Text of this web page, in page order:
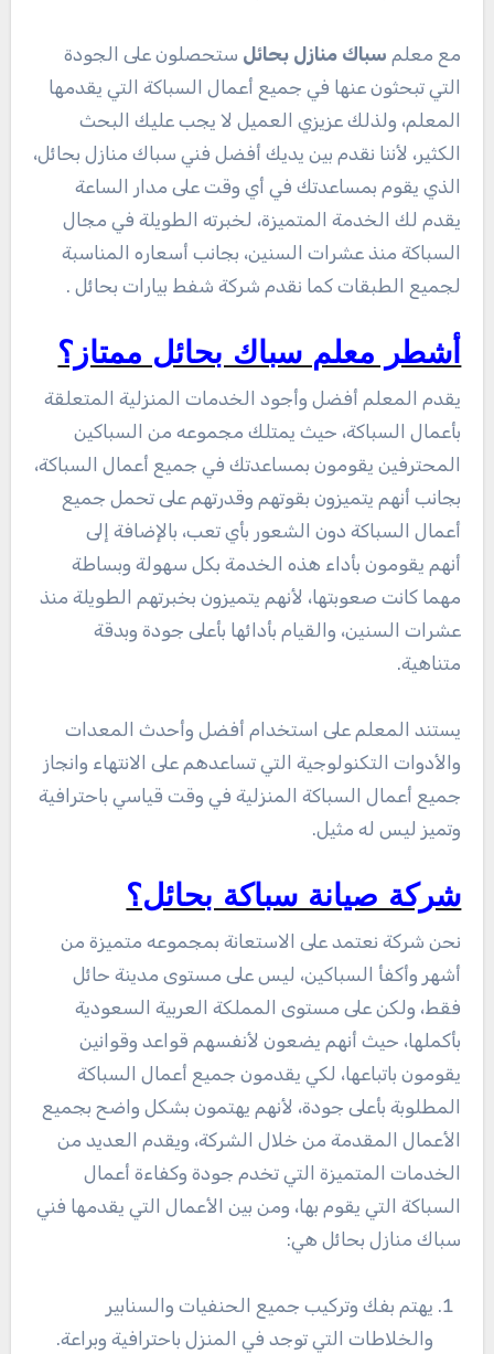
مع معلم سباك منازل بحائل ستحصلون على الجودة
التي تبحثون عنها في جميع أعمال السباكة التي يقدمها
المعلم، ولذلك عزيزي العميل لا يجب عليك البحث
الكثير، لأننا نقدم بين يديك أفضل فني سباك منازل بحائل،
الذي يقوم بمساعدتك في أي وقت على مدار الساعة
يقدم لك الخدمة المتميزة، لخبرته الطويلة في مجال
السباكة منذ عشرات السنين، بجانب أسعاره المناسبة
لجميع الطبقات كما نقدم شركة شفط بيارات بحائل .
أشطر معلم سباك بحائل ممتاز؟
يقدم المعلم أفضل وأجود الخدمات المنزلية المتعلقة
بأعمال السباكة، حيث يمتلك مجموعه من السباكين
المحترفين يقومون بمساعدتك في جميع أعمال السباكة،
بجانب أنهم يتميزون بقوتهم وقدرتهم على تحمل جميع
أعمال السباكة دون الشعور بأي تعب، بالإضافة إلى
أنهم يقومون بأداء هذه الخدمة بكل سهولة وبساطة
مهما كانت صعوبتها، لأنهم يتميزون بخبرتهم الطويلة منذ
عشرات السنين، والقيام بأدائها بأعلى جودة وبدقة
متناهية.
يستند المعلم على استخدام أفضل وأحدث المعدات
والأدوات التكنولوجية التي تساعدهم على الانتهاء وانجاز
جميع أعمال السباكة المنزلية في وقت قياسي باحترافية
وتميز ليس له مثيل.
شركة صيانة سباكة بحائل؟
نحن شركة نعتمد على الاستعانة بمجموعه متميزة من
أشهر وأكفأ السباكين، ليس على مستوى مدينة حائل
فقط، ولكن على مستوى المملكة العربية السعودية
بأكملها، حيث أنهم يضعون لأنفسهم قواعد وقوانين
يقومون باتباعها، لكي يقدمون جميع أعمال السباكة
المطلوبة بأعلى جودة، لأنهم يهتمون بشكل واضح بجميع
الأعمال المقدمة من خلال الشركة، ويقدم العديد من
الخدمات المتميزة التي تخدم جودة وكفاءة أعمال
السباكة التي يقوم بها، ومن بين الأعمال التي يقدمها فني
سباك منازل بحائل هي:
يهتم بفك وتركيب جميع الحنفيات والسنابير
والخلاطات التي توجد في المنزل باحترافية وبراعة.